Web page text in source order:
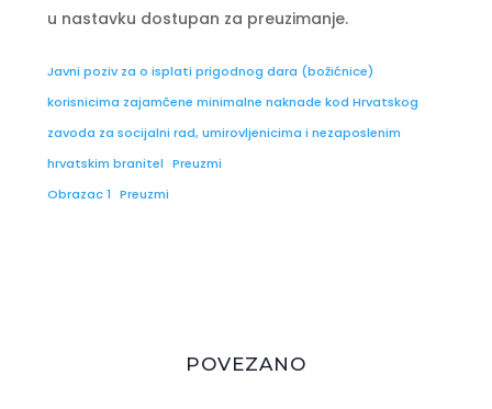
u nastavku dostupan za preuzimanje.
Javni poziv za o isplati prigodnog dara (božićnice)
korisnicima zajamčene minimalne naknade kod Hrvatskog
zavoda za socijalni rad, umirovljenicima i nezaposlenim
hrvatskim branitel Preuzmi
Obrazac 1 Preuzmi
POVEZANO